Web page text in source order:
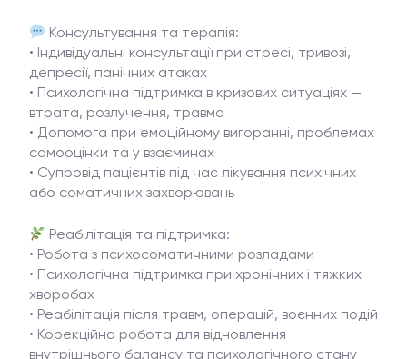
Консультування та терапія:
• Індивідуальні консультації при стресі, тривозі,
депресії, панічних атаках
• Психологічна підтримка в кризових ситуаціях —
втрата, розлучення, травма
• Допомога при емоційному вигоранні, проблемах
самооцінки та у взаєминах
• Супровід пацієнтів під час лікування психічних
або соматичних захворювань
Реабілітація та підтримка:
• Робота з психосоматичними розладами
• Психологічна підтримка при хронічних і тяжких
хворобах
• Реабілітація після травм, операцій, воєнних подій
• Корекційна робота для відновлення
внутрішнього балансу та психологічного стану